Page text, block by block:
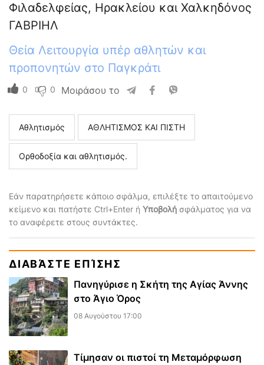
Φιλαδελφείας, Ηρακλείου και Χαλκηδόνος
ΓΑΒΡΙΗΛ
Θεία Λειτουργία υπέρ αθλητών και
προπονητών στο Παγκράτι
0 0 Μοιράσου το
Αθλητισμός ΑΘΛΗΤΙΣΜΟΣ ΚΑΙ ΠΙΣΤΗ
Ορθοδοξία και αθλητισμός.
Εάν παρατηρήσετε κάποιο σφάλμα, επιλέξτε το απαιτούμενο
κείμενο και πατήστε Ctrl+Enter ή Υποβολή σφάλματος για να
το αναφέρετε στους συντάκτες.
ΔΙΑΒΆΣΤΕ ΕΠΊΣΗΣ
Πανηγύρισε η Σκήτη της Αγίας Άννης
στο Άγιο Όρος
08 Αυγούστου 17:00
Τίμησαν οι πιστοί τη Μεταμόρφωση